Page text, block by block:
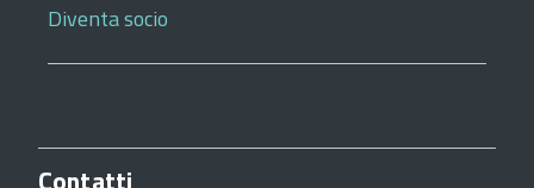
Diventa socio
Contatti